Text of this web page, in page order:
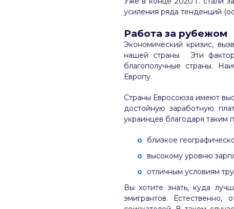
усиления ряда тенденций
Работа за рубежом
Экономический кризис,
нашей страны. Эти
благополучные страны.
Европу.
Страны Евросоюза имеют
достойную заработную
украинцев благодаря таким
близкое
высокому уровню
отличным условиям
Вы хотите знать, куда
эмигрантов.